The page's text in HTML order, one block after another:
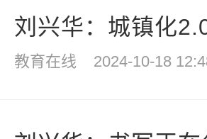
刘兴华：城镇化
教育在线 2024-10-18